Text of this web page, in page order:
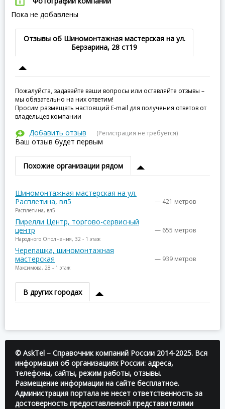
Пока не добавлены
Отзывы об Шиномонтажная мастерская на ул.
Берзарина, 28 ст19
Пожалуйста, задавайте ваши вопросы или оставляйте отзывы –
мы обязательно на них ответим!
Просим размещать настоящий E-mail для получения ответов от
владельцев компании
Добавить отзыв (Регистрация не требуется)
Ваш отзыв будет первым
Похожие организации рядом
Шиномонтажная мастерская на ул.
Расплетина, вл5
Расплетина, вл5
— 421 метров
Пирелли Центр, торгово-сервисный
центр
Народного Ополчения, 32 - 1 этаж
— 655 метров
Черепашка, шиномонтажная
мастерская
Максимова, 28 - 1 этаж
— 939 метров
В других городах
© AskTel – Справочник компаний России 2014-2025. Вся
информация об организациях России: адреса,
телефоны, сайты, режим работы, отзывы.
Размещение информации на сайте бесплатное.
Администрация портала не несет ответственность за
достоверность предоставленной представителями